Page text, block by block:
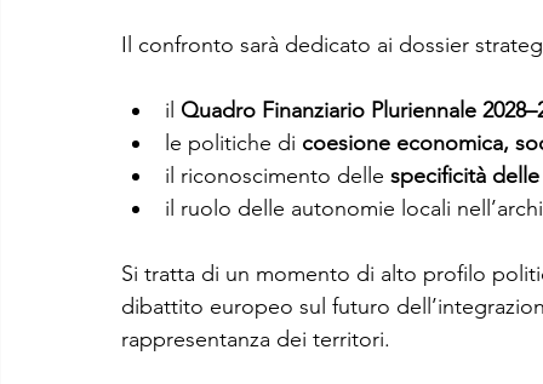
Il confronto sarà dedicato ai dossier
il Quadro Finanziario Pluriennale
le politiche di coesione economica,
il riconoscimento delle specificità
il ruolo delle autonomie locali
Si tratta di un momento di alto profilo
dibattito europeo sul futuro
rappresentanza dei territori.